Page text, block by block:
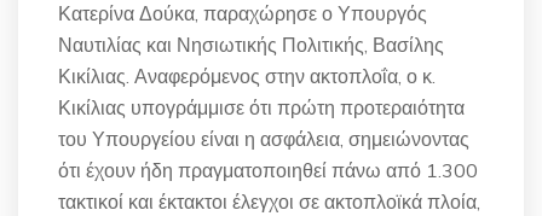
Κατερίνα Δούκα, παραχώρησε ο Υπουργός
Ναυτιλίας και Νησιωτικής Πολιτικής, Βασίλης
Κικίλιας. Αναφερόμενος στην ακτοπλοΐα, ο κ.
Κικίλιας υπογράμμισε ότι πρώτη προτεραιότητα
του Υπουργείου είναι η ασφάλεια, σημειώνοντας
ότι έχουν ήδη πραγματοποιηθεί πάνω από 1.300
τακτικοί και έκτακτοι έλεγχοι σε ακτοπλοϊκά πλοία,